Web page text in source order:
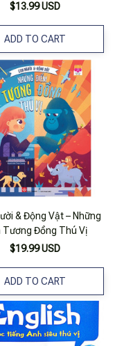
$13.99 USD
ADD TO CART
& Động Vật – Những
Tương Đồng Thú Vị
$19.99 USD
ADD TO CART